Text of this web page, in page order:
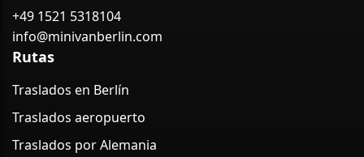
+49 1521 5318104
info@minivanberlin.com
Rutas
Traslados en Berlín
Traslados aeropuerto
Traslados por Alemania